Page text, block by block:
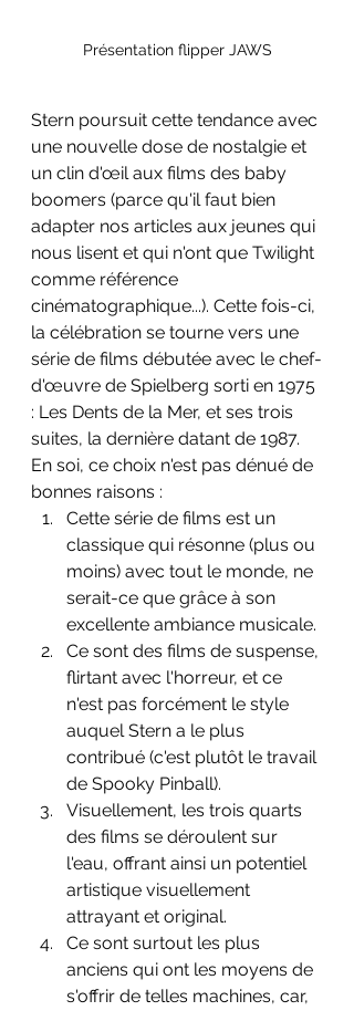
Présentation flipper JAWS
Stern poursuit cette tendance avec
une nouvelle dose de nostalgie et
un clin d'œil aux films des baby
boomers (parce qu'il faut bien
adapter nos articles aux jeunes qui
nous lisent et qui n'ont que Twilight
comme référence
cinématographique...). Cette fois-ci,
la célébration se tourne vers une
série de films débutée avec le chef-
d'œuvre de Spielberg sorti en 1975
: Les Dents de la Mer, et ses trois
suites, la dernière datant de 1987.
En soi, ce choix n'est pas dénué de
bonnes raisons :
Cette série de films est un
classique qui résonne (plus ou
moins) avec tout le monde, ne
serait-ce que grâce à son
excellente ambiance musicale.
Ce sont des films de suspense,
flirtant avec l'horreur, et ce
n'est pas forcément le style
auquel Stern a le plus
contribué (c'est plutôt le travail
de Spooky Pinball).
Visuellement, les trois quarts
des films se déroulent sur
l'eau, offrant ainsi un potentiel
artistique visuellement
attrayant et original.
Ce sont surtout les plus
anciens qui ont les moyens de
s'offrir de telles machines, car,